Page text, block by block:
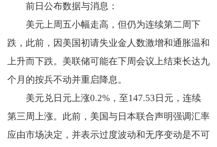
前日公布数据与消息：
美元上周五小幅走高，但仍为连续第二周下
跌，此前，因美国初请失业金人数激增和通胀温和
上升而下跌。美联储可能在下周会议上结束长达九
个月的按兵不动并重启降息。
美元兑日元上涨0.2%，至147.53日元，连续
第三周上涨。此前，美国与日本联合声明强调汇率
应由市场决定，并表示过度波动和无序变动是不可